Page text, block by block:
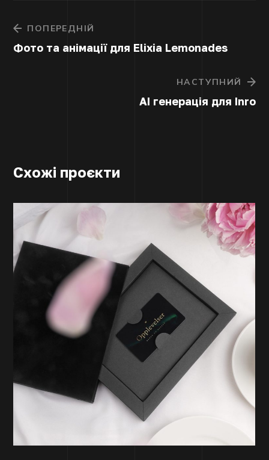
ПОПЕРЕДНІЙ
Фото та анімації для Elixia Lemonades
НАСТУПНИЙ
AI генерація для Inro
Схожі проєкти